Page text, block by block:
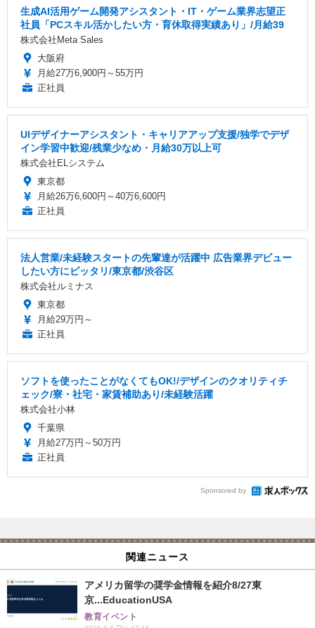
生成AI活用ゲーム開発アシスタント・IT・ゲーム業界志望正
社員「PCスキル活かしたい方・育休取得実績あり」/月給39
株式会社Meta Sales
大阪府
月給27万6,900円～55万円
正社員
UIデザイナーアシスタント・キャリアアップ支援/独学でデザ
イン学習中歓迎/残業少なめ・月給30万以上可
株式会社ELシステム
東京都
月給26万6,600円～40万6,600円
正社員
法人営業/未経験スタートの先輩達が活躍中 広告業界デビュー
したい方にピッタリ/東京都/渋谷区
株式会社ルミナス
東京都
月給29万円～
正社員
ソフトを使ったことがなくてもOK!/デザインのクオリティチ
ェック/寮・社宅・家賃補助あり/未経験活躍
株式会社小林
千葉県
月給27万円～50万円
正社員
Sponsored by
関連ニュース
アメリカ留学の奨学金情報を紹介8/27東
京...EducationUSA
教育イベント